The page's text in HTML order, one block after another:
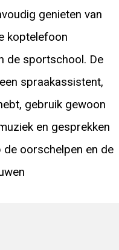
genieten van
koptelefoon
de sportschool. De
spraakassistent,
gebruik gewoon
en gesprekken
de oorschelpen en de